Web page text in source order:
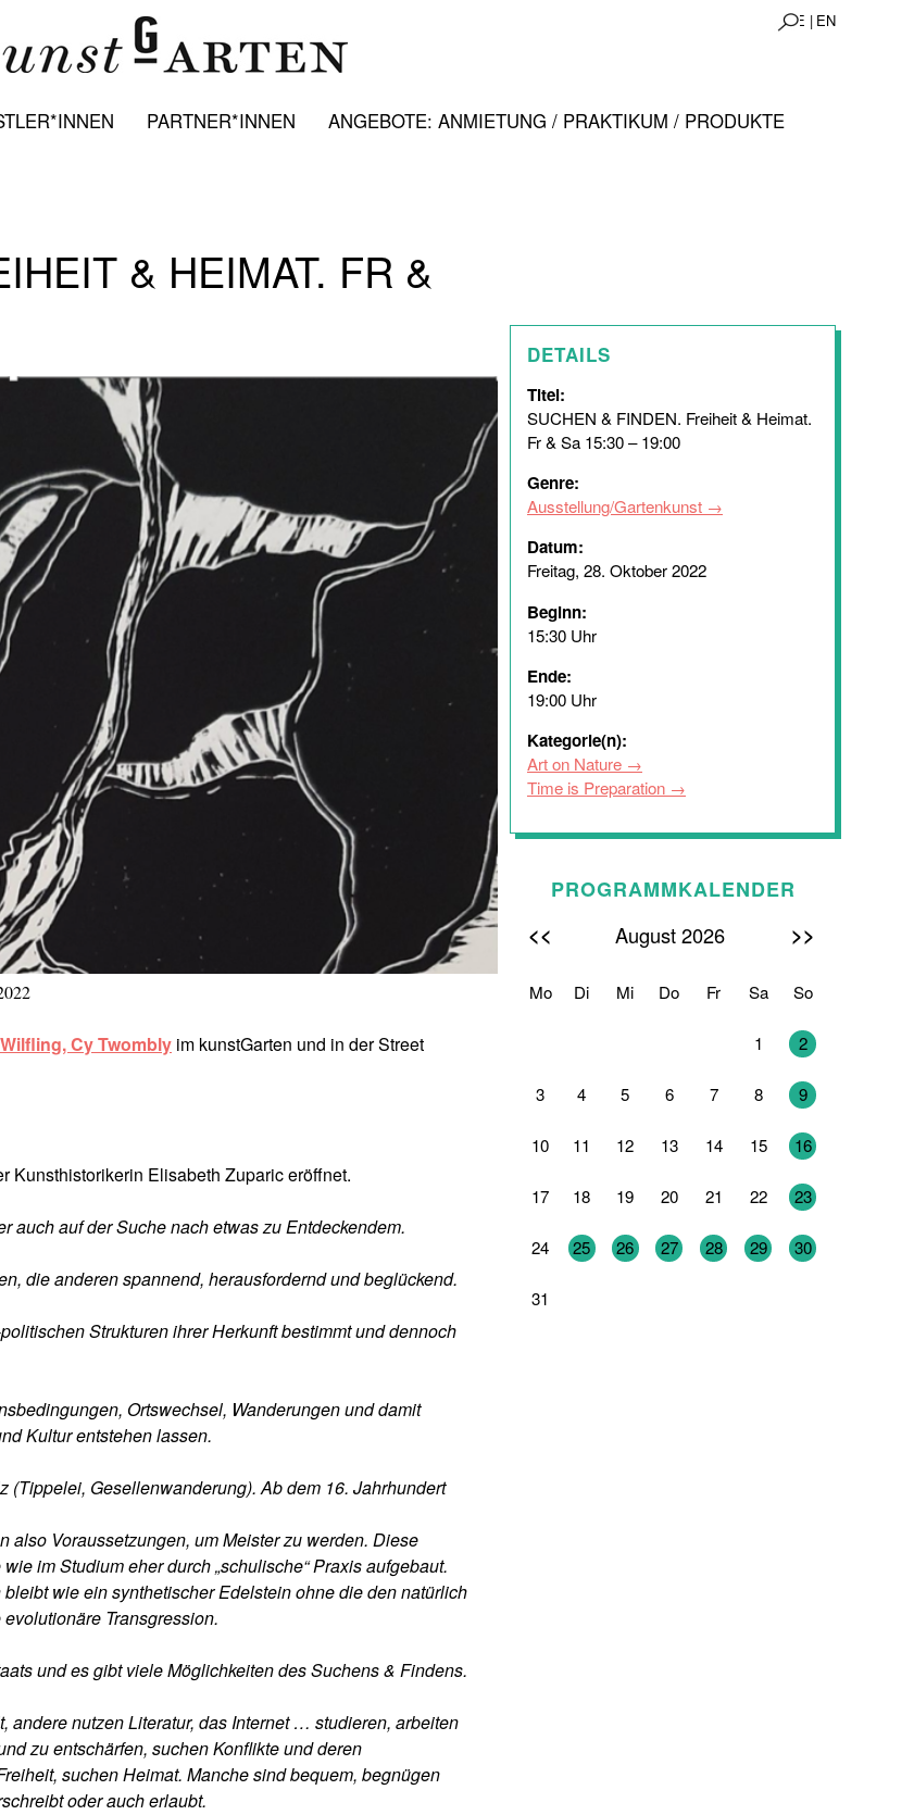
DE | EN
PARTNER*INNEN ANGEBOTE: ANMIETUNG / PRAKTIKUM / PRODUKTE
& HEIMAT. FR &
Cy Twombly im kunstGarten und in der Street
Kunsthistorikerin Elisabeth Zuparic eröffnet.
auch auf der Suche nach etwas zu Entdeckendem.
die anderen spannend, herausfordernd und beglückend.
Strukturen ihrer Herkunft bestimmt und dennoch
Ortswechsel, Wanderungen und damit
Kultur entstehen lassen.
(Tippelei, Gesellenwanderung). Ab dem 16. Jahrhundert
Voraussetzungen, um Meister zu werden. Diese
im Studium eher durch „schulische“ Praxis aufgebaut.
wie ein synthetischer Edelstein ohne die den natürlich
Transgression.
und es gibt viele Möglichkeiten des Suchens & Findens.
nutzen Literatur, das Internet … studieren, arbeiten
zu entschärfen, suchen Konflikte und deren
suchen Heimat. Manche sind bequem, begnügen
oder auch erlaubt.
DETAILS
Titel:
SUCHEN & FINDEN. Freiheit & Heimat.
Fr & Sa 15:30 – 19:00
Genre:
Ausstellung/Gartenkunst
Datum:
Freitag, 28. Oktober 2022
Beginn:
15:30 Uhr
Ende:
19:00 Uhr
Kategorie(n):
Art on Nature
Time is Preparation
PROGRAMMKALENDER
<< August 2026 >>
Mo Di Mi Do Fr Sa So
1 2
3 4 5 6 7 8 9
10 11 12 13 14 15 16
17 18 19 20 21 22 23
24 25 26 27 28 29 30
31